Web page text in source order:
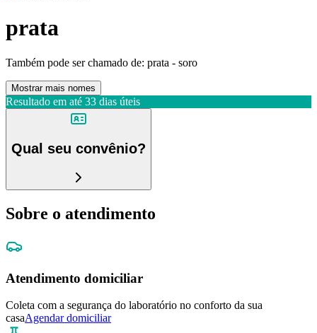
prata
Também pode ser chamado de: prata - soro
Mostrar mais nomes
Resultado em até 33 dias úteis
Qual seu convênio?
Sobre o atendimento
Atendimento domiciliar
Coleta com a segurança do laboratório no conforto da sua
casaAgendar domiciliar